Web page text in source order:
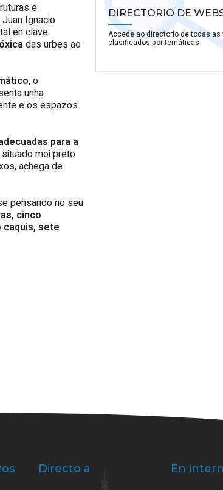
e
Ignacio
en clave
das urbes ao
, o
unha
e os espazos
para a
moi preto
achega de
pensando no seu
cinco
caquis, sete
DIRECTORIO DE
Accede ao directorio de todas
clasificados por temáticas
Directo a En